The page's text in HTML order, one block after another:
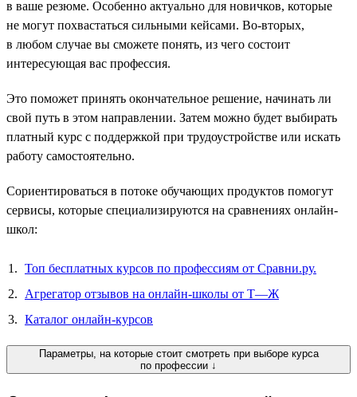
в ваше резюме. Особенно актуально для новичков, которые
не могут похвастаться сильными кейсами. Во-вторых,
в любом случае вы сможете понять, из чего состоит
интересующая вас профессия.
Это поможет принять окончательное решение, начинать ли
свой путь в этом направлении. Затем можно будет выбирать
платный курс с поддержкой при трудоустройстве или искать
работу самостоятельно.
Сориентироваться в потоке обучающих продуктов помогут
сервисы, которые специализируются на сравнениях онлайн-
школ:
Топ бесплатных курсов по профессиям от Сравни.ру.
Агрегатор отзывов на онлайн-школы от Т—Ж
Каталог онлайн-курсов
Параметры, на которые стоит смотреть при выборе курса
по профессии ↓